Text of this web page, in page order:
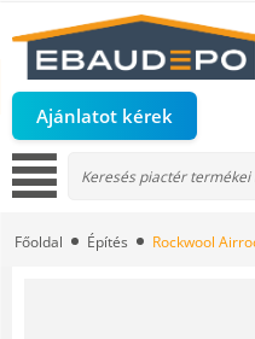
Ajánlatot kérek
Főoldal Építés Rockwool